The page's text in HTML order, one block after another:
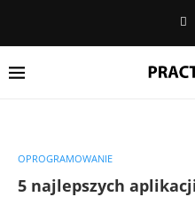
OPROGRAMOWANIE
5 najlepszych